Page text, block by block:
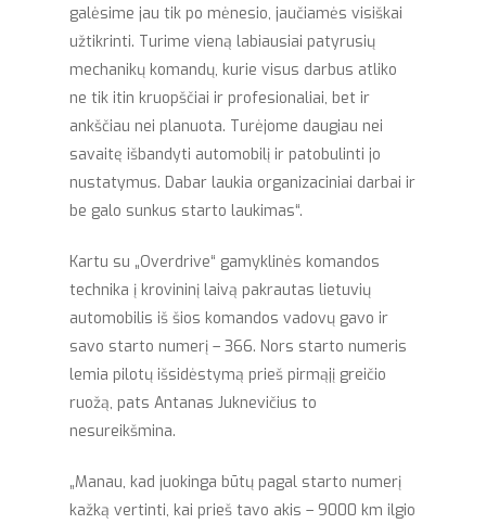
galėsime jau tik po mėnesio, jaučiamės visiškai
užtikrinti. Turime vieną labiausiai patyrusių
mechanikų komandų, kurie visus darbus atliko
ne tik itin kruopščiai ir profesionaliai, bet ir
ankščiau nei planuota. Turėjome daugiau nei
savaitę išbandyti automobilį ir patobulinti jo
nustatymus. Dabar laukia organizaciniai darbai ir
be galo sunkus starto laukimas“.
Kartu su „Overdrive“ gamyklinės komandos
technika į krovininį laivą pakrautas lietuvių
automobilis iš šios komandos vadovų gavo ir
savo starto numerį – 366. Nors starto numeris
lemia pilotų išsidėstymą prieš pirmąjį greičio
ruožą, pats Antanas Juknevičius to
nesureikšmina.
„Manau, kad juokinga būtų pagal starto numerį
kažką vertinti, kai prieš tavo akis – 9000 km ilgio